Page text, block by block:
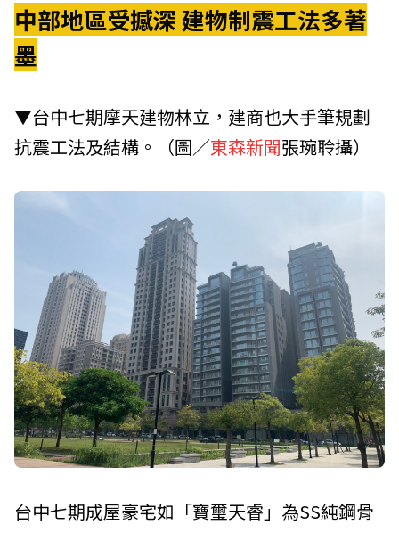
中部地區受撼深 建物制震工法多著
墨
▼台中七期摩天建物林立，建商也大手筆規劃
抗震工法及結構。（圖／東森新聞張琬聆攝）
台中七期成屋豪宅如「寶璽天睿」為SS純鋼骨